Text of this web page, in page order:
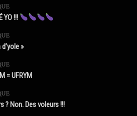
YO !!!
»
= UFRYM
? Non. Des voleurs !!!